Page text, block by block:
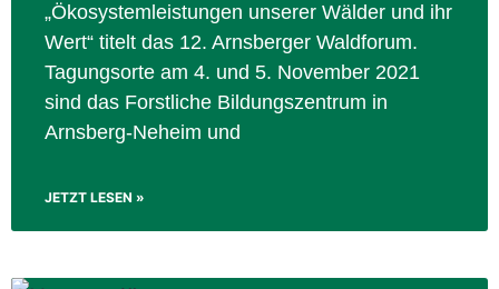
„Ökosystemleistungen unserer Wälder und ihr
Wert“ titelt das 12. Arnsberger Waldforum.
Tagungsorte am 4. und 5. November 2021
sind das Forstliche Bildungszentrum in
Arnsberg-Neheim und
JETZT LESEN »